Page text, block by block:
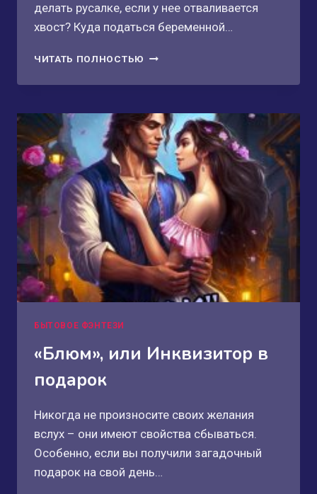
делать русалке, если у нее отваливается
хвост? Куда податься беременной…
ЧИТАТЬ ПОЛНОСТЬЮ БОЛЬНИЦА
И
БЫТОВОЕ ФЭНТЕЗИ
«Блюм», или Инквизитор в
подарок
Никогда не произносите своих желания
вслух – они имеют свойства сбываться.
Особенно, если вы получили загадочный
подарок на свой день…